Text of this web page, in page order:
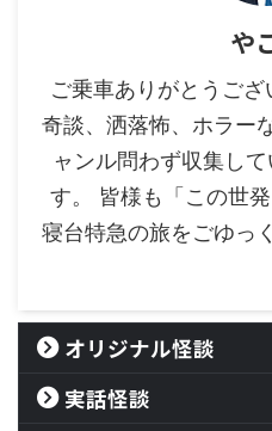
や
ご乗車ありがとうご
奇談、洒落怖、ホラー
ャンル問わず収集し
す。 皆様も「この世
寝台特急の旅をごゆっ
オリジナル怪談
実話怪談